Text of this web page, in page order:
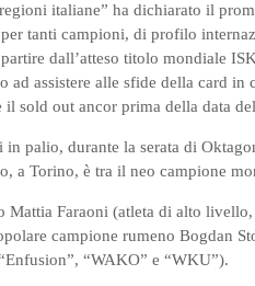
italiane” ha dichiarato il
tanti campioni, di profilo
dall’atteso titolo mondiale
ad assistere alle sfide della card
sold out ancor prima della data
in palio, durante la serata di
a Torino, è tra il neo campione
Faraoni (atleta di alto
campione rumeno Bogdan
“WAKO” e “WKU”).